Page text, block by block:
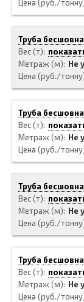
Цена (руб./
Труба
Вес (т)
Метраж (м)
Не
Цена (руб./
Труба
Вес (т)
Метраж (м)
Не
Цена (руб./
Труба
Вес (т)
Метраж (м)
Не
Цена (руб./
Труба
Вес (т)
Метраж (м)
Не
Цена (руб./